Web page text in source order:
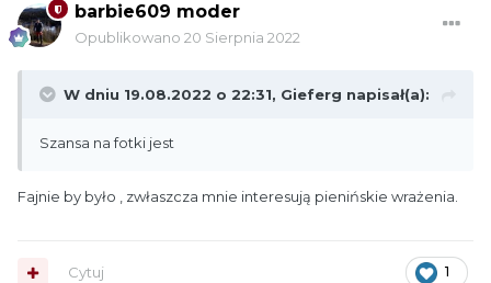
barbie609 moder
Opublikowano 20 Sierpnia 2022
W dniu 19.08.2022 o 22:31, Gieferg napisał(a):
Szansa na fotki jest
Fajnie by było , zwłaszcza mnie interesują pienińskie wrażenia.
1
Cytuj